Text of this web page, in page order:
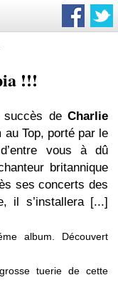
!!!
de Charlie
Top, porté par le
vous à dû
britannique
ses concerts des
il s’installera [...]
album. Découvert
tuerie de cette